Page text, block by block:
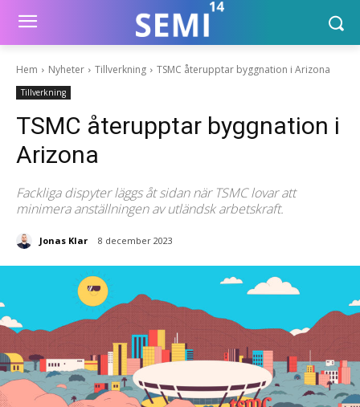
Hem Nyheter Tillverkning TSMC återupptar byggnation i Arizona
Tillverkning
TSMC återupptar byggnation i
Arizona
Fackliga dispyter läggs åt sidan när TSMC lovar att
minimera anställningen av utländsk arbetskraft.
Jonas Klar 8 december 2023